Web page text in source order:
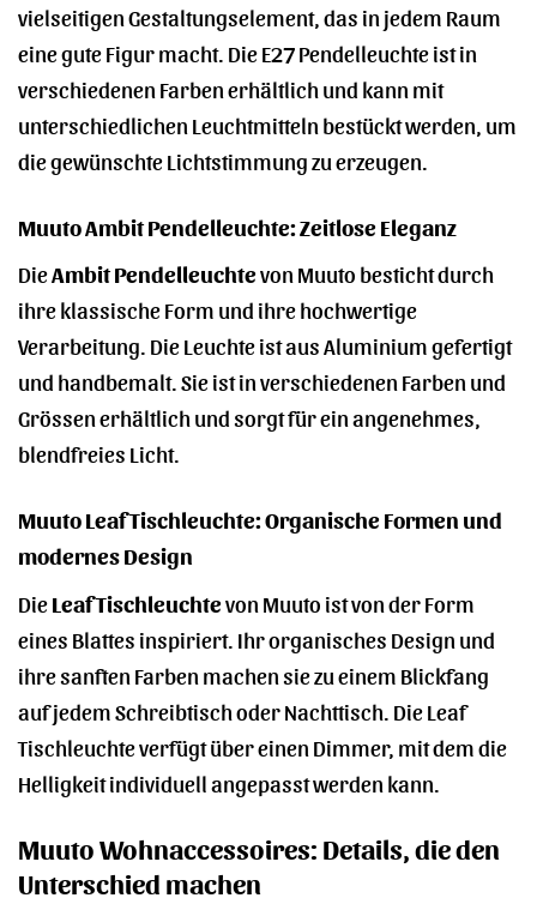
vielseitigen Gestaltungselement, das in jedem Raum
eine gute Figur macht. Die E27 Pendelleuchte ist in
verschiedenen Farben erhältlich und kann mit
unterschiedlichen Leuchtmitteln bestückt werden, um
die gewünschte Lichtstimmung zu erzeugen.
Muuto Ambit Pendelleuchte: Zeitlose Eleganz
DieAmbit Pendelleuchtevon Muuto besticht durch
ihre klassische Form und ihre hochwertige
Verarbeitung. Die Leuchte ist aus Aluminium gefertigt
und handbemalt. Sie ist in verschiedenen Farben und
Grössen erhältlich und sorgt für ein angenehmes,
blendfreies Licht.
Muuto Leaf Tischleuchte: Organische Formen und
modernes Design
DieLeaf Tischleuchtevon Muuto ist von der Form
eines Blattes inspiriert. Ihr organisches Design und
ihre sanften Farben machen sie zu einem Blickfang
auf jedem Schreibtisch oder Nachttisch. Die Leaf
Tischleuchte verfügt über einen Dimmer, mit dem die
Helligkeit individuell angepasst werden kann.
Muuto Wohnaccessoires: Details, die den
Unterschied machen